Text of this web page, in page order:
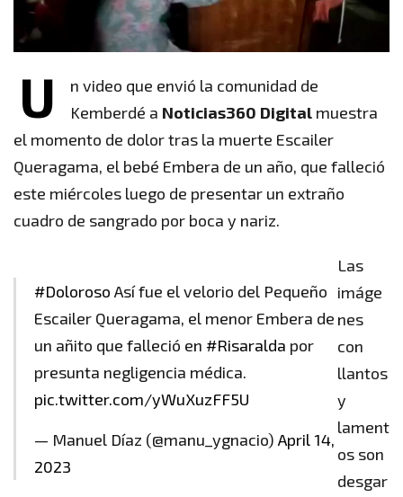
U
n video que envió la comunidad de
Kemberdé a Noticias360 Digital muestra
el momento de dolor tras la muerte Escailer
Queragama, el bebé Embera de un año, que falleció
este miércoles luego de presentar un extraño
cuadro de sangrado por boca y nariz.
#Doloroso Así fue el velorio del Pequeño
Escailer Queragama, el menor Embera de
un añito que falleció en #Risaralda por
presunta negligencia médica.
pic.twitter.com/yWuXuzFF5U
— Manuel Díaz (@manu_ygnacio) April 14,
2023
Las
imáge
nes
con
llantos
y
lament
os son
desgar